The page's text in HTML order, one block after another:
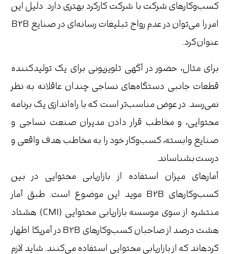
کسب‌وکارهای شرکت با شرکت کارکرد بهتری دارد. دلیل این
امر را می‌توان در عدم رواج تبلیغات رسانه‌ای در صنایع B2B
عنوان کرد.
برای مثال، حضور در آگهی تلویزیونی برای یک تولیدکننده
قطعات جانبی دستگاه‌های نساجی چندان عاقلانه به نظر
نمی‌رسد. در عوض مناسب‌تر است که با راه‌اندازی یک برنامه
محتوایی، و مخاطب قرار دادن مدیران صنعت نساجی و
صنایع وابسته، کسب‌وکار خود را به مخاطب هدف واقعی و
درست بشناساند.
آمارهای میزان استفاده از بازاریابی محتوایی در بین
کسب‌وکارهای B2B موید این موضوع است. طبق آمار
منتشره از سوی موسسه بازاریابی محتوایی (CMI) هشتاد
هشت درصد از صاحبان کسب‌وکارهای B2B در آمریکا اظهار
کرده‎اند که از بازاریابی محتوایی استفاده می‌کنند. شاید لازم